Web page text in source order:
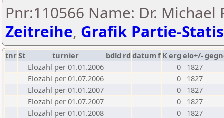
Pnr:110566 Name: Dr. Michael
Zeitreihe, Grafik Partie-
tnrSt turnier bdld rd datumf Kerg elo+/-
Elozahl per 01.01.2006
0
1827
Elozahl per 01.07.2006
0
1827
Elozahl per 01.01.2007
0
1827
Elozahl per 01.07.2007
0
1827
Elozahl per 01.01.2008
0
1827